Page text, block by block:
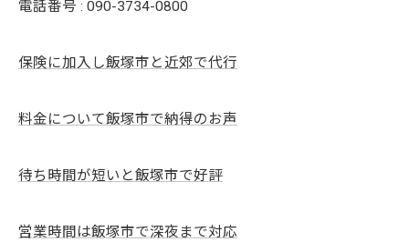
電話番号 : 090-3734-0800
保険に加入し飯塚市と近郊で代行
料金について飯塚市で納得のお声
待ち時間が短いと飯塚市で好評
営業時間は飯塚市で深夜まで対応